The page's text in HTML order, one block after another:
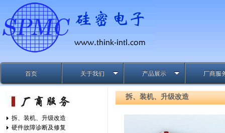
首页 关于我们 产品展示 厂商服
拆、装机、升级改造
硬件故障诊断及修复
拆、装机、升级改造